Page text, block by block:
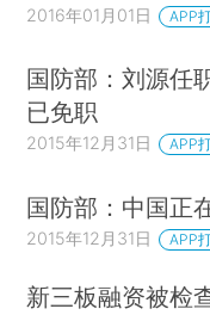
2016年01月01日 APP
国防部：刘源任
已免职
2015年12月31日 APP
国防部：中国正
2015年12月31日 APP
新三板融资被检